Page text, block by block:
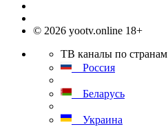
© 2026 yootv.online 18+
ТВ каналы по странам
Россия
Беларусь
Украина